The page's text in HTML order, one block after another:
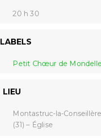
20 h 30
LABELS
Petit Chœur de
LIEU
Montastruc-la-
(31) – Église